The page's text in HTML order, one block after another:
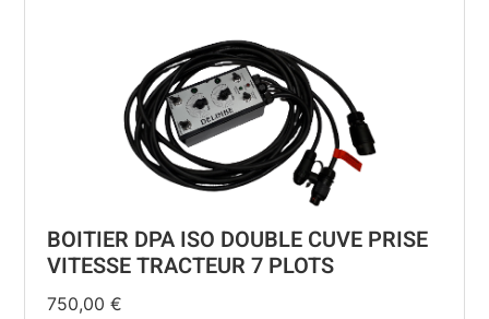
BOITIER DPA ISO DOUBLE CUVE PRISE
VITESSE TRACTEUR 7 PLOTS
750,00€